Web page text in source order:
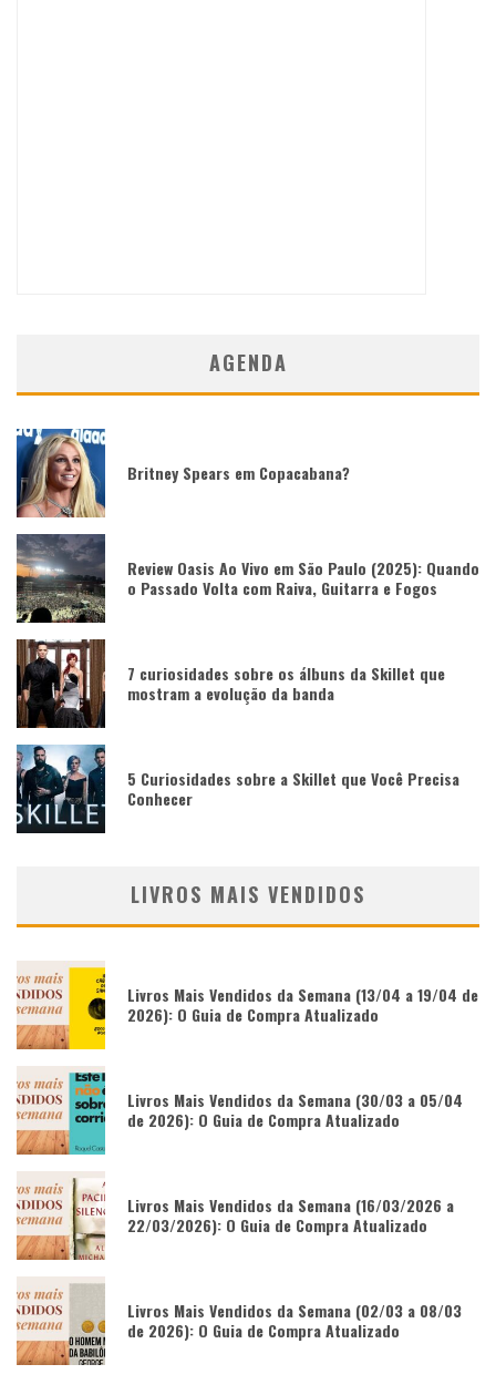
AGENDA
Britney Spears em Copacabana?
Review Oasis Ao Vivo em São Paulo (2025): Quando
o Passado Volta com Raiva, Guitarra e Fogos
7 curiosidades sobre os álbuns da Skillet que
mostram a evolução da banda
5 Curiosidades sobre a Skillet que Você Precisa
Conhecer
LIVROS MAIS VENDIDOS
Livros Mais Vendidos da Semana (13/04 a 19/04 de
2026): O Guia de Compra Atualizado
Livros Mais Vendidos da Semana (30/03 a 05/04
de 2026): O Guia de Compra Atualizado
Livros Mais Vendidos da Semana (16/03/2026 a
22/03/2026): O Guia de Compra Atualizado
Livros Mais Vendidos da Semana (02/03 a 08/03
de 2026): O Guia de Compra Atualizado